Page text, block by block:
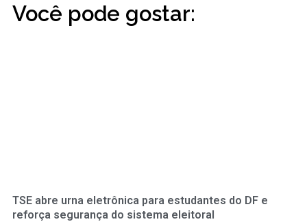
Você pode gostar:
TSE abre urna eletrônica para estudantes do DF e
reforça segurança do sistema eleitoral